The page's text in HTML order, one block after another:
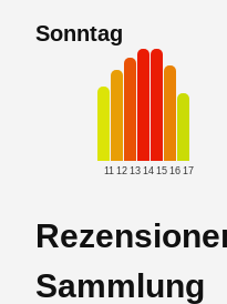
Sonntag
11 12 13 14 15 16 17
Sammlung